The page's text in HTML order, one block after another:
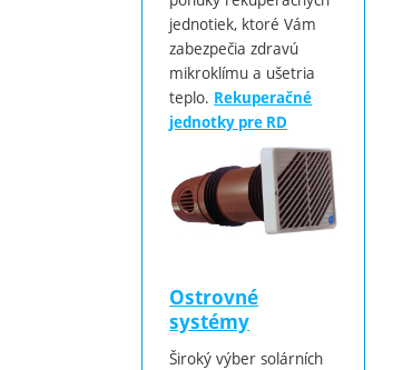
jednotiek, ktoré Vám
zabezpečia zdravú
mikroklímu a ušetria
teplo. Rekuperačné
jednotky pre RD
Ostrovné
systémy
Široký výber solárních